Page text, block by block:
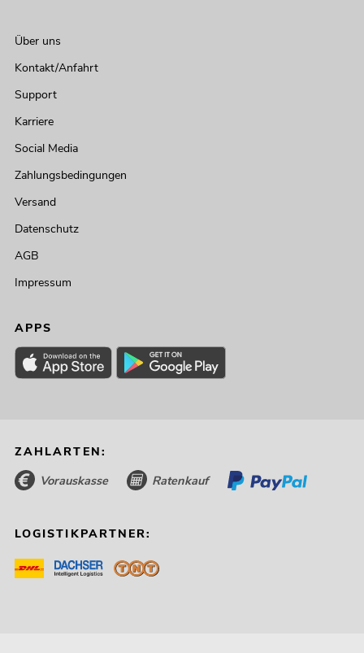
Über uns
Kontakt/Anfahrt
Support
Karriere
Social Media
Zahlungsbedingungen
Versand
Datenschutz
AGB
Impressum
APPS
ZAHLARTEN:
Vorauskasse Ratenkauf
LOGISTIKPARTNER: